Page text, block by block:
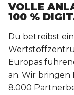
VOLLE
100 %
Du betreibst
Europas
an. Wir
8.000